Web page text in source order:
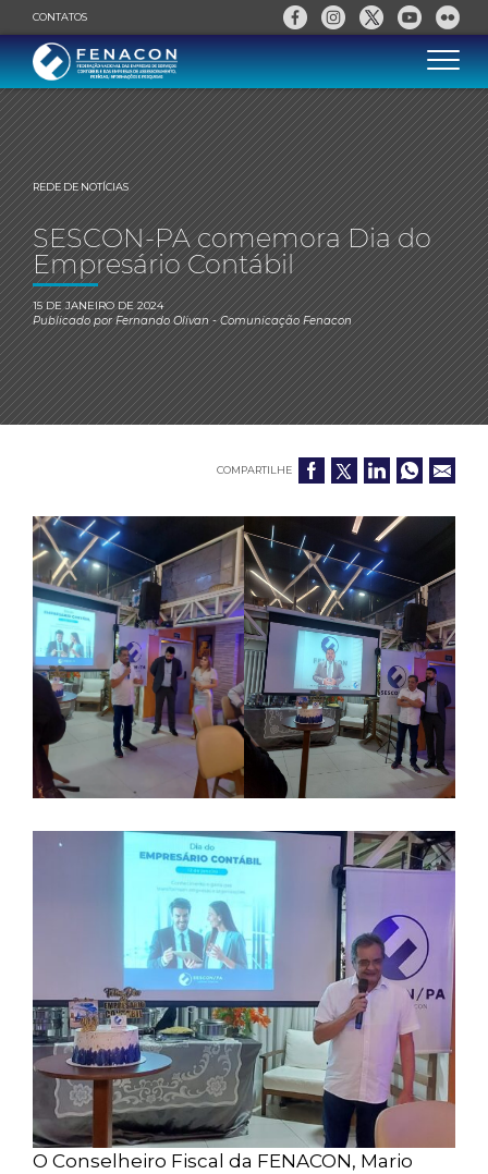
CONTATOS
REDE DE NOTÍCIAS
SESCON-PA comemora Dia do
Empresário Contábil
15 DE JANEIRO DE 2024
Publicado porFernando Olivan- Comunicação Fenacon
COMPARTILHE
O Conselheiro Fiscal da FENACON, Mario